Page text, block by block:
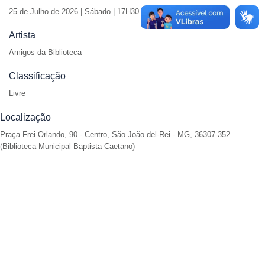
25 de Julho de 2026 | Sábado | 17H30
Artista
Amigos da Biblioteca
Classificação
Livre
Localização
Praça Frei Orlando, 90 - Centro, São João del-Rei - MG, 36307-352
(Biblioteca Municipal Baptista Caetano)